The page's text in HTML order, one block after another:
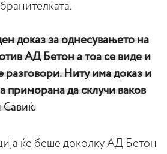
доказ за однесувањето на
АД Бетон а тоа се виде и
разговори. Ниту има доказ и
приморана да склучи ваков
Савиќ.
ќе беше доколку АД Бетон